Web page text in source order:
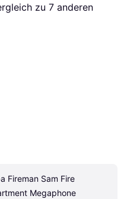
zu 7 anderen
Fireman Sam Fire
Megaphone